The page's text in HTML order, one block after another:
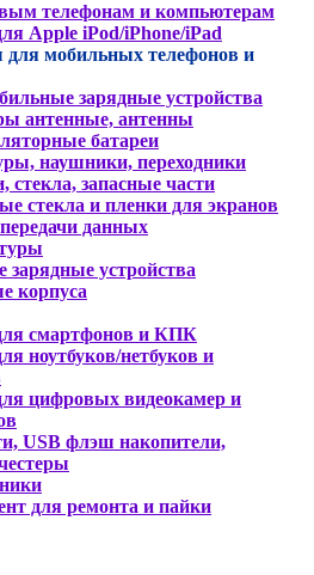
телефонам и компьютерам
Apple iPod/iPhone/iPad
для мобильных телефонов и
зарядные устройства
антенные, антенны
батареи
наушники, переходники
стекла, запасные части
стекла и пленки для экранов
данных
зарядные устройства
корпуса
смартфонов и КПК
ноутбуков/нетбуков и
цифровых видеокамер и
USB флэш накопители,
для ремонта и пайки